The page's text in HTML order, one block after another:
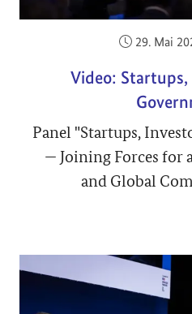
29. Mai
Video:
Panel "Startups,
— Joining Forces for
and Global